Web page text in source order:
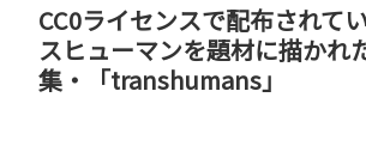
CC0ライセンスで配布されて
スヒューマンを題材に描かれ
集・「transhumans」